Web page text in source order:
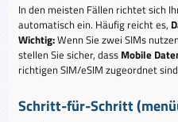
In den meisten Fällen richtet sich
automatisch ein. Häufig reicht es,
Wichtig:Wenn Sie zwei SIMs
stellen Sie sicher, dass Mobile
richtigen SIM/eSIM zugeordnet
Schritt-für-Schritt